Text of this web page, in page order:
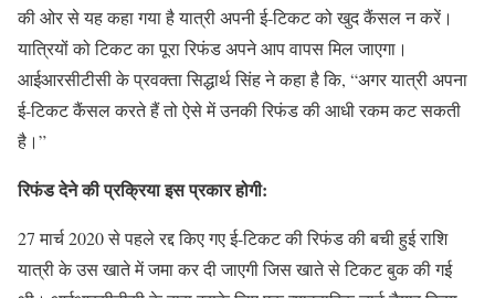
की ओर से यह कहा गया है यात्री अपनी ई-टिकट को खुद कैंसल न करें।
यात्रियों को टिकट का पूरा रिफंड अपने आप वापस मिल जाएगा।
आईआरसीटीसी के प्रवक्ता सिद्धार्थ सिंह ने कहा है कि, “अगर यात्री अपना
ई-टिकट कैंसल करते हैं तो ऐसे में उनकी रिफंड की आधी रकम कट सकती
है।”
रिफंड देने की प्रक्रिया इस प्रकार होगी:
27 मार्च 2020 से पहले रद्द किए गए ई-टिकट की रिफंड की बची हुई राशि
यात्री के उस खाते में जमा कर दी जाएगी जिस खाते से टिकट बुक की गई